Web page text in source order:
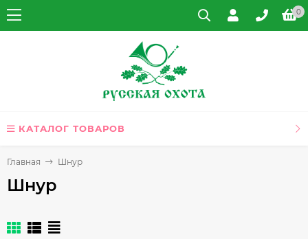
0
КАТАЛОГ ТОВАРОВ
Главная Шнур
Шнур